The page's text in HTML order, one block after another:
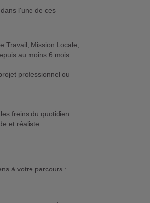
l'une de ces
Travail, Mission Locale,
au moins 6 mois
professionnel ou
freins du quotidien
et réaliste.
à votre parcours :